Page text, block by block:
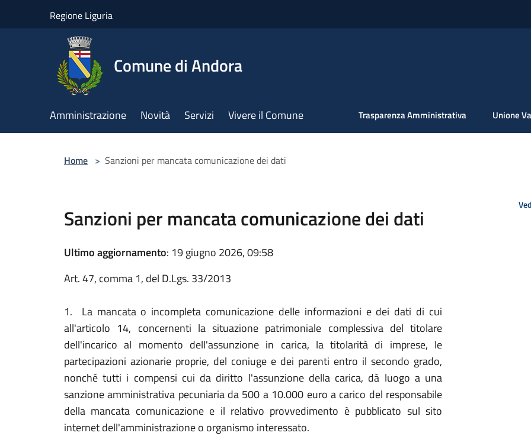
Regione Liguria
Comune di Andora
Amministrazione Novità Servizi Vivere il Comune Trasparenza Amministrativa Unione
Home > Sanzioni per mancata comunicazione dei dati
Sanzioni per mancata comunicazione dei dati
Ultimo aggiornamento: 19 giugno 2026, 09:58
Art. 47, comma 1, del D.Lgs. 33/2013
1. La mancata o incompleta comunicazione delle informazioni e dei dati di cui
all'articolo 14, concernenti la situazione patrimoniale complessiva del titolare
dell'incarico al momento dell'assunzione in carica, la titolarità di imprese, le
partecipazioni azionarie proprie, del coniuge e dei parenti entro il secondo grado,
nonché tutti i compensi cui da diritto l'assunzione della carica, dà luogo a una
sanzione amministrativa pecuniaria da 500 a 10.000 euro a carico del responsabile
della mancata comunicazione e il relativo provvedimento è pubblicato sul sito
internet dell'amministrazione o organismo interessato.